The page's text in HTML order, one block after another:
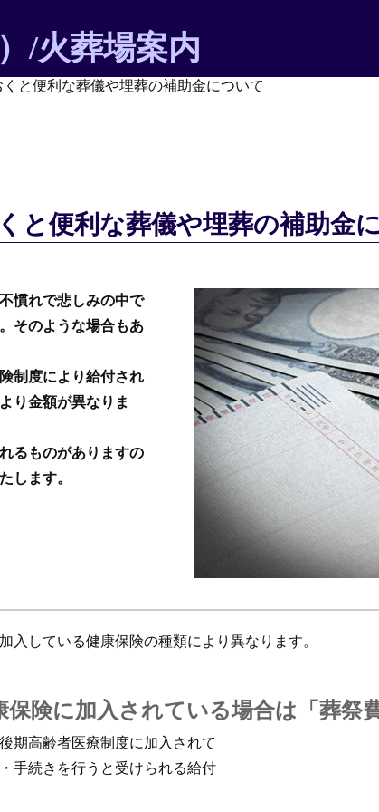
/火葬場案内
お葬式/葬儀の形・種類
お葬式の準備
お葬式後の仏事・埋葬の知識
お葬式でのマナーや作法
くと便利な葬儀や埋葬の補助金について
と便利な葬儀や埋葬の補助金
慣れで悲しみの中で
そのような場合もあ
制度により給付され
り金額が異なりま
るものがありますの
します。
入している健康保険の種類により異なります。
険に加入されている場合は「葬祭
期高齢者医療制度に加入されて
手続きを行うと受けられる給付